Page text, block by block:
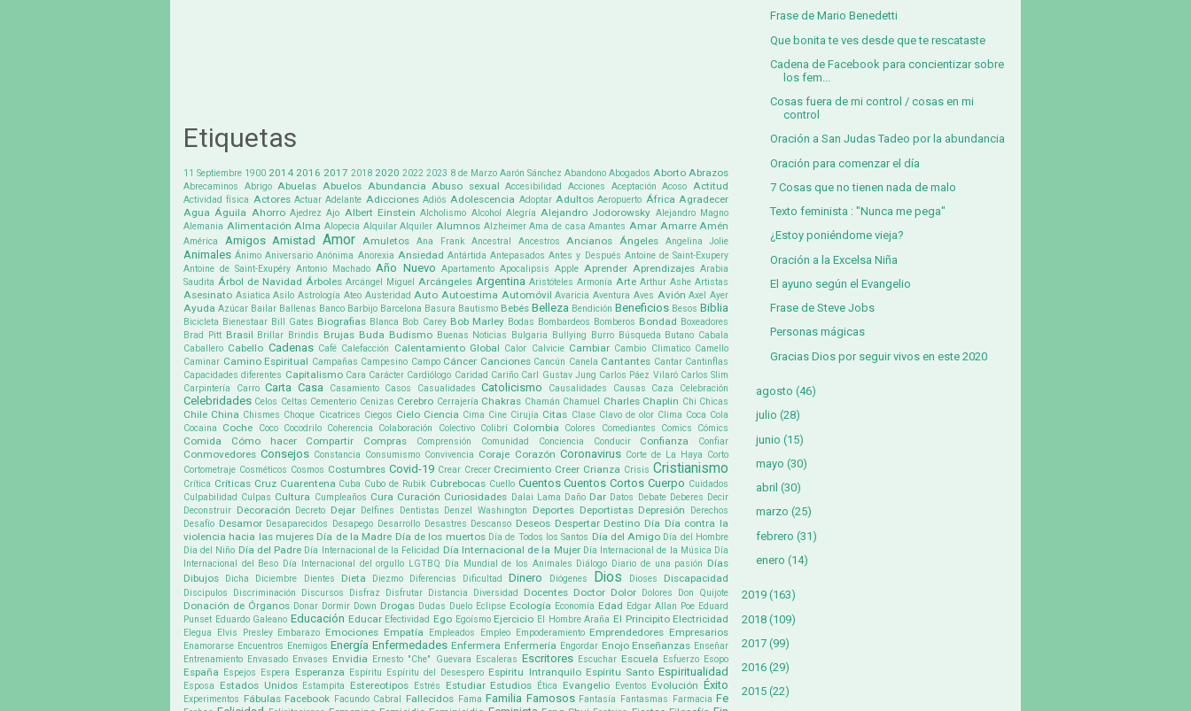
Etiquetas
11 Septiembre 1900 2014 2016 2017 2018 2020 2022 2023 8 de Marzo Aarón Sánchez Abandono Abogados Aborto Abrazos
Abrecaminos Abrigo Abuelas Abuelos Abundancia Abuso sexual Accesibilidad Acciones Aceptación Acoso Actitud
Actividad física Actores Actuar Adelante Adicciones Adiós Adolescencia Adoptar Adultos Aeropuerto África Agradecer
Agua Águila Ahorro Ajedrez Ajo Albert Einstein Alcholismo Alcohol Alegría Alejandro Jodorowsky Alejandro Magno
Alemania Alimentación Alma Alopecia Alquilar Alquiler Alumnos Alzheimer Ama de casa Amantes Amar Amarre Amén
América Amigos Amistad Amor Amuletos Ana Frank Ancestral Ancestros Ancianos Ángeles Angelina Jolie
Animales Ánimo Aniversario Anónima Anorexia Ansiedad Antártida Antepasados Antes y Después Antoine de Saint-Exupery
Antoine de Saint-Exupéry Antonio Machado Año Nuevo Apartamento Apocalipsis Apple Aprender Aprendizajes Arabia
Saudita Árbol de Navidad Árboles Arcángel Miguel Arcángeles Argentina Aristóteles Armonía Arte Arthur Ashe Artistas
Asesinato Asiatica Asilo Astrología Ateo Austeridad Auto Autoestima Automóvil Avaricia Aventura Aves Avión Axel Ayer
Ayuda Azúcar Bailar Ballenas Banco Barbijo Barcelona Basura Bautismo Bebés Belleza Bendición Beneficios Besos Biblia
Bicicleta Bienestaar Bill Gates Biografias Blanca Bob Carey Bob Marley Bodas Bombardeos Bomberos Bondad Boxeadores
Brad Pitt Brasil Brillar Brindis Brujas Buda Budismo Buenas Noticias Bulgaria Bullying Burro Búsqueda Butano Cabala
Caballero Cabello Cadenas Café Calefacción Calentamiento Global Calor Calvicie Cambiar Cambio Climatico Camello
Caminar Camino Espiritual Campañas Campesino Campo Cáncer Canciones Cancún Canela Cantantes Cantar Cantinflas
Capacidades diferentes Capitalismo Cara Carácter Cardiólogo Caridad Cariño Carl Gustav Jung Carlos Páez Vilaró Carlos Slim
Carpintería
Carro Carta Casa Casamiento Casos Casualidades Catolicismo Causalidades Causas Caza Celebración
Celebridades Celos Celtas Cementerio Cenizas Cerebro Cerrajería Chakras Chamán Chamuel Charles Chaplin Chi Chicas
Chile China Chismes Choque Cicatrices Ciegos Cielo Ciencia Cima Cine Cirujía Citas Clase Clavo de olor Clima Coca Cola
Cocaina
Coche Coco Cocodrilo Coherencia Colaboración Colectivo Colibrí Colombia Colores Comediantes Comics Cómics
Comida Cómo hacer Compartir Compras Comprensión Comunidad Conciencia Conducir Confianza Confiar
Conmovedores Consejos Constancia Consumismo Convivencia Coraje Corazón Coronavirus Corte de La Haya Corto
Cortometraje Cosméticos Cosmos Costumbres Covid-19 Crear Crecer Crecimiento Creer Crianza Crisis Cristianismo
Crítica Críticas Cruz Cuarentena Cuba Cubo de Rubik Cubrebocas Cuello Cuentos Cuentos Cortos Cuerpo Cuidados
Culpabilidad Culpas Cultura Cumpleaños Cura Curación Curiosidades Dalai Lama Daño Dar Datos Debate Deberes Decir
Deconstruir Decoración Decreto Dejar Delfines Dentistas Denzel Washington Deportes Deportistas Depresión
Derechos
Desafío Desamor Desaparecidos Desapego Desarrollo Desastres Descanso Deseos Despertar Destino Día Día contra la
violencia hacia las mujeres Día de la Madre Día de los muertos Día de Todos los Santos Día del Amigo Día del Hombre
Día del Niño Día del Padre Día Internacional de la Felicidad Día Internacional de la Mujer Día Internacional de la Música Día
Internacional del Beso Día Internacional del orgullo LGTBQ Día Mundial de los Animales Diálogo Diario de una pasión Días
Dibujos
Dicha Diciembre Dientes Dieta Diezmo Diferencias Dificultad Dinero Diógenes Dios Dioses Discapacidad
Discipulos Discriminación Discursos Disfraz Disfrutar Distancia Diversidad Docentes Doctor Dolor Dolores Don Quijote
Donación de Órganos Donar Dormir Down Drogas Dudas Duelo Eclipse Ecología Economía Edad Edgar Allan Poe Eduard
Punset Eduardo Galeano Educación Educar Efectividad Ego Egoísmo Ejercicio El Hombre Araña El Principito Electricidad
Elegua Elvis Presley Embarazo Emociones Empatía Empleados Empleo Empoderamiento Emprendedores Empresarios
Enamorarse Encuentros Enemigos Energía Enfermedades Enfermera Enfermería Engordar Enojo Enseñanzas Enseñar
Entrenamiento Envasado Envases Envidia Ernesto "Che" Guevara Escaleras Escritores Escuchar Escuela Esfuerzo Esopo
España Espejos Espera Esperanza Espíritu Espíritu del Desespero Espíritu Intranquilo Espíritu Santo Espiritualidad
Esposa Estados Unidos Estampita Estereotipos Estrés Estudiar Estudios Ética Evangelio Eventos Evolución Éxito
Experimentos Fábulas Facebook Facundo Cabral Fallecidos Fama Familia Famosos Fantasía Fantasmas Farmacia Fe
Frase de Mario Benedetti
Que bonita te ves desde que te rescataste
Cadena de Facebook para concientizar sobre
los fem...
Cosas fuera de mi control / cosas en mi
control
Oración a San Judas Tadeo por la abundancia
Oración para comenzar el día
7 Cosas que no tienen nada de malo
Texto feminista : "Nunca me pega"
¿Estoy poniéndome vieja?
Oración a la Excelsa Niña
El ayuno según el Evangelio
Frase de Steve Jobs
Personas mágicas
Gracias Dios por seguir vivos en este 2020
agosto (46)
julio (28)
junio (15)
mayo (30)
abril (30)
marzo (25)
febrero (31)
enero (14)
2019 (163)
2018 (109)
2017 (99)
2016 (29)
2015 (22)